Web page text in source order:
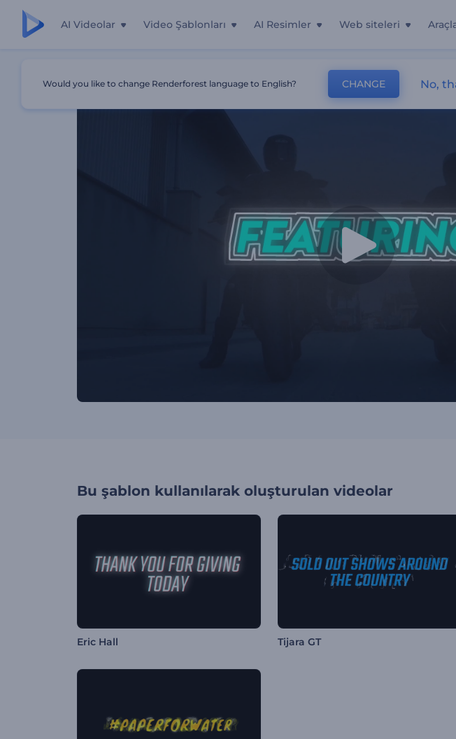
AI Videolar Video Şablonları AI Resimler Web siteleri
Bu şablon kullanılarak oluşturulan videolar
Eric Hall Tijara GT
Would you like to change Renderforest language to English? CHANGE No,